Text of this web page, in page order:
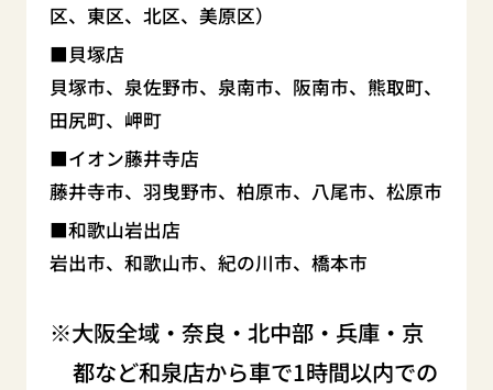
区、東区、北区、美原区）
貝塚店
貝塚市、泉佐野市、泉南市、阪南市、熊取町、
田尻町、岬町
イオン藤井寺店
藤井寺市、羽曳野市、柏原市、八尾市、松原市
和歌山岩出店
岩出市、和歌山市、紀の川市、橋本市
大阪全域・奈良・北中部・兵庫・京
都など和泉店から車で1時間以内での